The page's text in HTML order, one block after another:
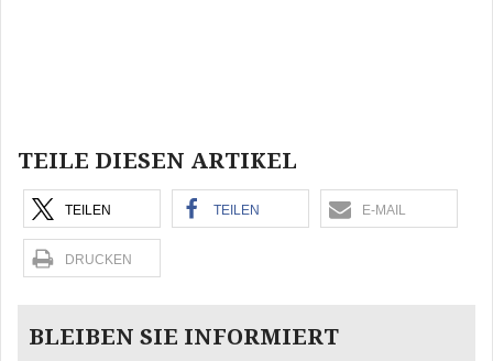
TEILE DIESEN ARTIKEL
TEILEN TEILEN E-MAIL
DRUCKEN
BLEIBEN SIE INFORMIERT